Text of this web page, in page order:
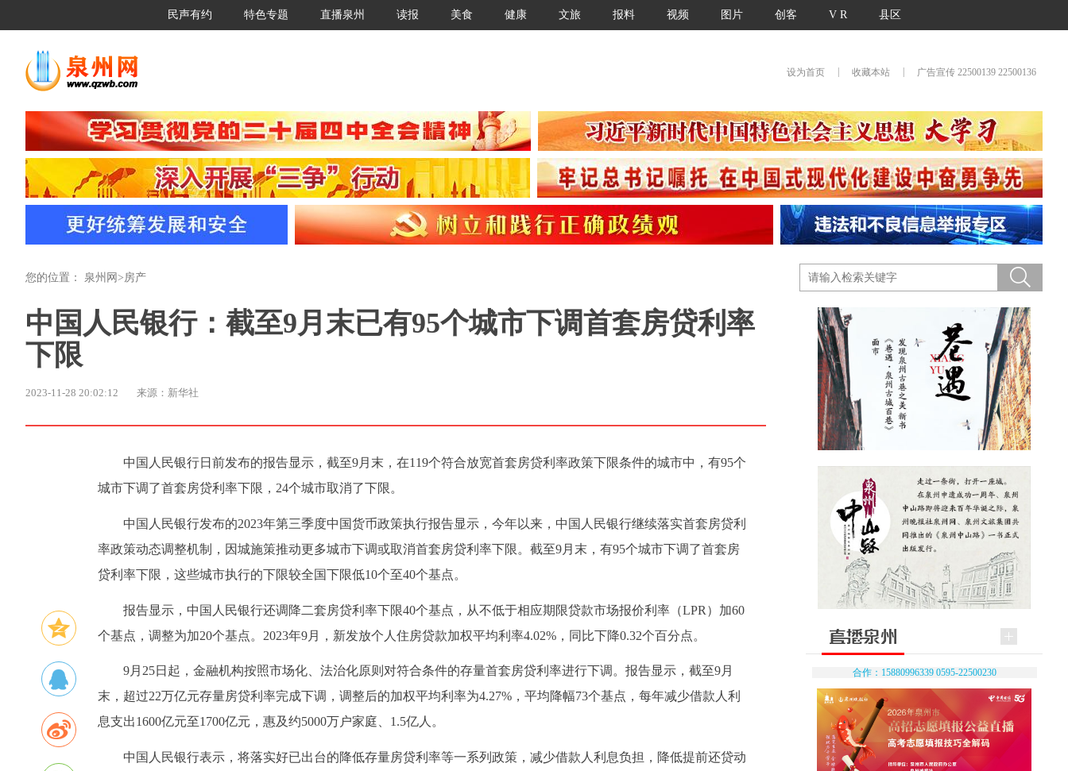
民声有约 特色专题 直播泉州 读报 美食 健康 文旅 报料 视频 图片 创客 V R 县区
设为首页 收藏本站 广告宣传 22500139 22500136
您的位置： 泉州网 >房产
中国人民银行：截至9月末已有95个城市下调首套房贷利率
下限
2023-11-28 20:02:12 来源：新华社
中国人民银行日前发布的报告显示，截至9月末，在119个符合放宽首套房贷利率政策下限条件的城市中，有95个
城市下调了首套房贷利率下限，24个城市取消了下限。
中国人民银行发布的2023年第三季度中国货币政策执行报告显示，今年以来，中国人民银行继续落实首套房贷利
率政策动态调整机制，因城施策推动更多城市下调或取消首套房贷利率下限。截至9月末，有95个城市下调了首套房
贷利率下限，这些城市执行的下限较全国下限低10个至40个基点。
报告显示，中国人民银行还调降二套房贷利率下限40个基点，从不低于相应期限贷款市场报价利率（LPR）加60
个基点，调整为加20个基点。2023年9月，新发放个人住房贷款加权平均利率4.02%，同比下降0.32个百分点。
9月25日起，金融机构按照市场化、法治化原则对符合条件的存量首套房贷利率进行下调。报告显示，截至9月
末，超过22万亿元存量房贷利率完成下调，调整后的加权平均利率为4.27%，平均降幅73个基点，每年减少借款人利
息支出1600亿元至1700亿元，惠及约5000万户家庭、1.5亿人。
中国人民银行表示，将落实好已出台的降低存量房贷利率等一系列政策，减少借款人利息负担，降低提前还贷动
合作：15880996339 0595-22500230